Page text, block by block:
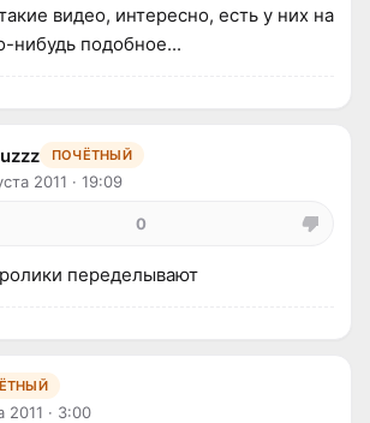
видео, интересно, есть у них на
нибудь подобное...
ПОЧЁТНЫЙ
2011 · 19:09
0
переделывают
2011 · 3:00